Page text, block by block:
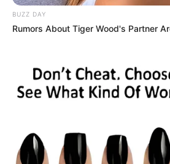
Marson falece em
da Covid-19; vídeo
BUZZ DAY
Rumors About Tiger Wood's Partner